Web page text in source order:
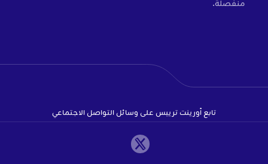
منفصلة.
تابع أورينت تريبس على وسائل التواصل الاجتماعي